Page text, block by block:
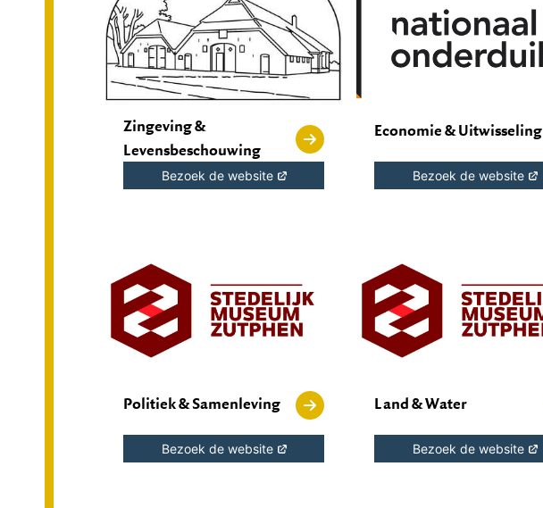
Zingeving &
Levensbeschouwing
Bezoek de website
Economie & Uitwisseling
Bezoek de website
Politiek & Samenleving
Bezoek de website
Land & Water
Bezoek de website